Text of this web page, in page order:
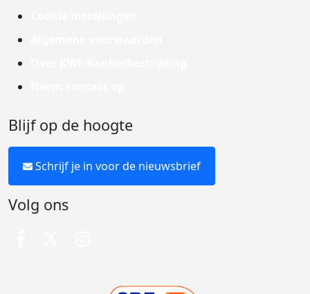
Blijf op de hoogte
Schrijf je in voor de nieuwsbrief
Volg ons